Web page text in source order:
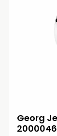
Georg